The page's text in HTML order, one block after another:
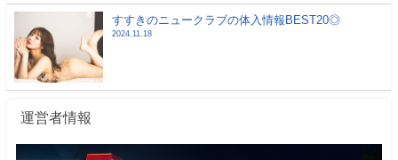
すすきのニュークラブの体入情報BEST20◎
2024.11.18
運営者情報